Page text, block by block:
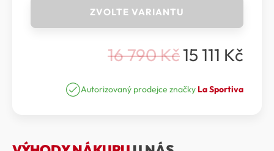
-
ZVOLTE VARIANTU
16 790Kč
Původní
byla:
15 111 Kč
Aktuální
je:
Autorizovaný prodejce značky La Sportiva